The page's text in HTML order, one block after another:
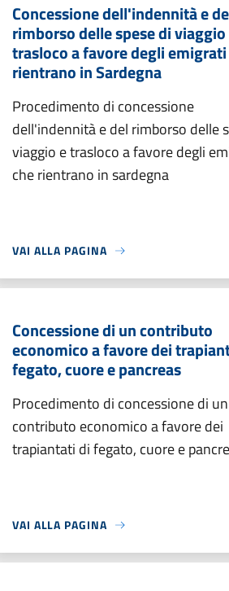
Concessione dell'indennità e
rimborso delle spese di viaggio
trasloco a favore degli
rientrano in Sardegna
Procedimento di concessione
dell'indennità e del rimborso delle
viaggio e trasloco a favore degli
che rientrano in sardegna
VAI ALLA PAGINA
Concessione di un contributo
economico a favore dei
fegato, cuore e pancreas
Procedimento di concessione di un
contributo economico a favore dei
trapiantati di fegato, cuore e
VAI ALLA PAGINA